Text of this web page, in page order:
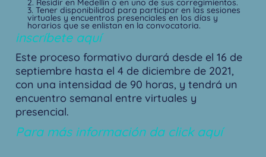
3. Tener disponibilidad para participar en las sesiones
virtuales y encuentros presenciales en los días y
horarios que se enlistan en la convocatoria.
inscríbete aquí
Este proceso formativo durará desde el 16 de
septiembre hasta el 4 de diciembre de 2021,
con una intensidad de 90 horas, y tendrá un
encuentro semanal entre virtuales y
presencial.
Para más información da click aquí